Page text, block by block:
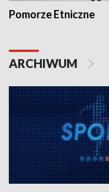
Pomorze Etniczne
ARCHIWUM